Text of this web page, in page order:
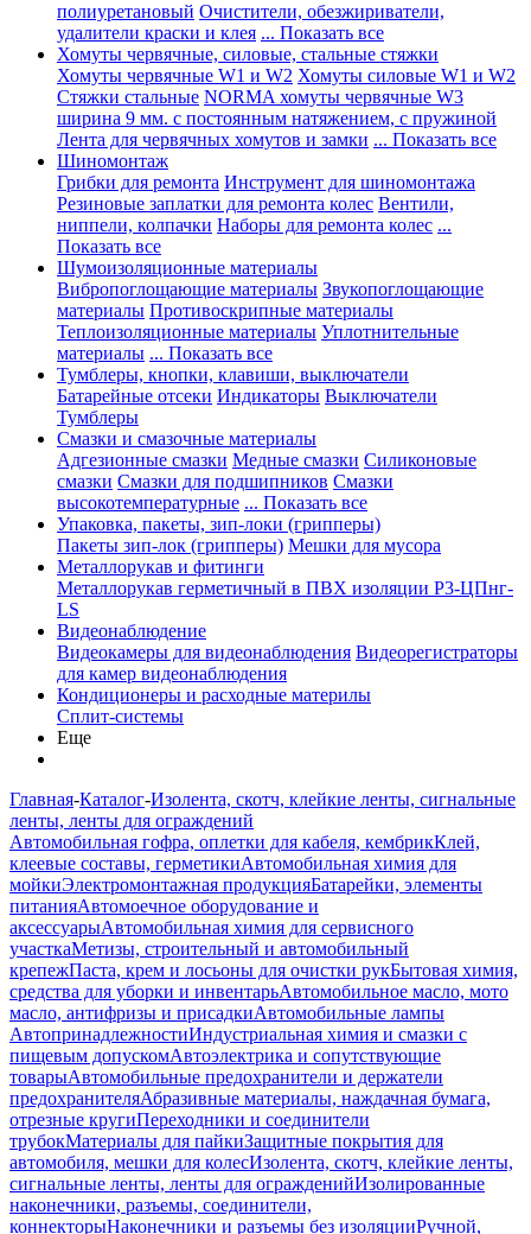
полиуретановый Очистители, обезжириватели,
удалители краски и клея ... Показать все
Хомуты червячные, силовые, стальные стяжки
Хомуты червячные W1 и W2 Хомуты силовые W1 и W2
Стяжки стальные NORMA хомуты червячные W3
ширина 9 мм. с постоянным натяжением, с пружиной
Лента для червячных хомутов и замки ... Показать все
Шиномонтаж
Грибки для ремонта Инструмент для шиномонтажа
Резиновые заплатки для ремонта колес Вентили,
ниппели, колпачки Наборы для ремонта колес ...
Показать все
Шумоизоляционные материалы
Вибропоглощающие материалы Звукопоглощающие
материалы Противоскрипные материалы
Теплоизоляционные материалы Уплотнительные
материалы ... Показать все
Тумблеры, кнопки, клавиши, выключатели
Батарейные отсеки Индикаторы Выключатели
Тумблеры
Смазки и смазочные материалы
Адгезионные смазки Медные смазки Силиконовые
смазки Смазки для подшипников Смазки
высокотемпературные ... Показать все
Упаковка, пакеты, зип-локи (грипперы)
Пакеты зип-лок (грипперы) Мешки для мусора
Металлорукав и фитинги
Металлорукав герметичный в ПВХ изоляции Р3-ЦПнг-
LS
Видеонаблюдение
Видеокамеры для видеонаблюдения Видеорегистраторы
для камер видеонаблюдения
Кондиционеры и расходные материлы
Сплит-системы
Еще
Главная-Каталог-Изолента, скотч, клейкие ленты, сигнальные
ленты, ленты для ограждений
Автомобильная гофра, оплетки для кабеля, кембрикКлей,
клеевые составы, герметикиАвтомобильная химия для
мойкиЭлектромонтажная продукцияБатарейки, элементы
питанияАвтомоечное оборудование и
аксессуарыАвтомобильная химия для сервисного
участкаМетизы, строительный и автомобильный
крепежПаста, крем и лосьоны для очистки рукБытовая химия,
средства для уборки и инвентарьАвтомобильное масло, мото
масло, антифризы и присадкиАвтомобильные лампы
АвтопринадлежностиИндустриальная химия и смазки с
пищевым допускомАвтоэлектрика и сопутствующие
товарыАвтомобильные предохранители и держатели
предохранителяАбразивные материалы, наждачная бумага,
отрезные кругиПереходники и соединители
трубокМатериалы для пайкиЗащитные покрытия для
автомобиля, мешки для колесИзолента, скотч, клейкие ленты,
сигнальные ленты, ленты для огражденийИзолированные
наконечники, разъемы, соединители,
коннекторыНаконечники и разъемы без изоляцииРучной,